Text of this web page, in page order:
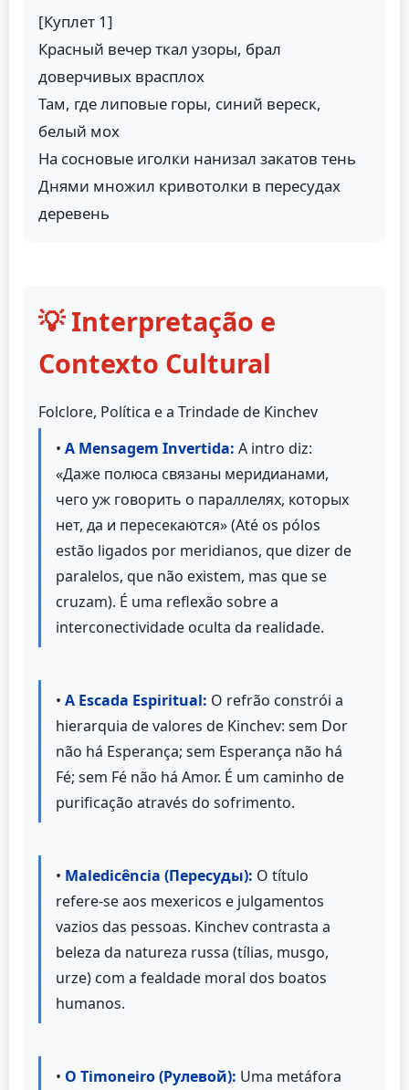
[Куплет 1]
Красный вечер ткал узоры, брал
доверчивых врасплох
Там, где липовые горы, синий вереск,
белый мох
На сосновые иголки нанизал закатов тень
Днями множил кривотолки в пересудах
деревень
💡 Interpretação e
Contexto Cultural
Folclore, Política e a Trindade de Kinchev
• A Mensagem Invertida: A intro diz:
«Даже полюса связаны меридианами,
чего уж говорить о параллелях, которых
нет, да и пересекаются» (Até os pólos
estão ligados por meridianos, que dizer de
paralelos, que não existem, mas que se
cruzam). É uma reflexão sobre a
interconectividade oculta da realidade.
• A Escada Espiritual: O refrão constrói a
hierarquia de valores de Kinchev: sem Dor
não há Esperança; sem Esperança não há
Fé; sem Fé não há Amor. É um caminho de
purificação através do sofrimento.
• Maledicência (Пересуды): O título
refere-se aos mexericos e julgamentos
vazios das pessoas. Kinchev contrasta a
beleza da natureza russa (tílias, musgo,
urze) com a fealdade moral dos boatos
humanos.
• O Timoneiro (Рулевой): Uma metáfora